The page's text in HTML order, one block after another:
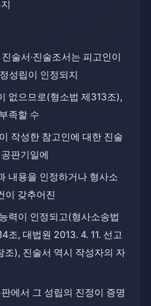
술서·진술조서는 피고인이
성립이 인정되지
없으므로(형소법 제313조),
족할 수
작성한 참고인에 대한 진술
판기일에
내용을 인정하거나 형사소
이 갖추어진
력이 인정되고(형사소송법
조, 대법원 2013. 4. 11. 선고
조), 진술서 역시 작성자의 자
에서 그 성립의 진정이 증명